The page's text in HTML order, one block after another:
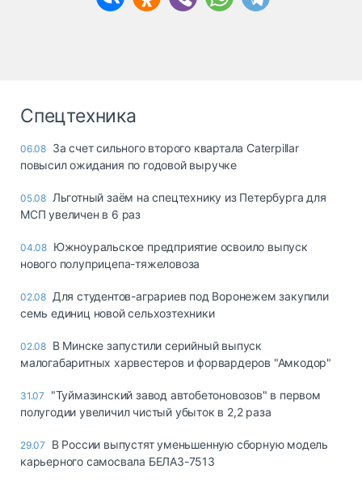
Спецтехника
06.08 За счет сильного второго квартала Caterpillar
повысил ожидания по годовой выручке
05.08 Льготный заём на спецтехнику из Петербурга для
МСП увеличен в 6 раз
04.08 Южноуральское предприятие освоило выпуск
нового полуприцепа-тяжеловоза
02.08 Для студентов-аграриев под Воронежем закупили
семь единиц новой сельхозтехники
02.08 В Минске запустили серийный выпуск
малогабаритных харвестеров и форвардеров "Амкодор"
31.07
"Туймазинский завод автобетоновозов" в первом
полугодии увеличил чистый убыток в 2,2 раза
29.07
В России выпустят уменьшенную сборную модель
карьерного самосвала БЕЛАЗ-7513